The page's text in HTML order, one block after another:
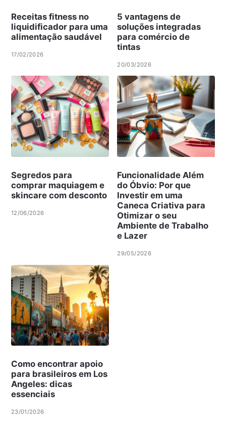
Receitas fitness no
liquidificador para uma
alimentação saudável
17/02/2026
5 vantagens de
soluções integradas
para comércio de
tintas
20/03/2026
Segredos para
comprar maquiagem e
skincare com desconto
12/06/2026
Funcionalidade Além
do Óbvio: Por que
Investir em uma
Caneca Criativa para
Otimizar o seu
Ambiente de Trabalho
e Lazer
29/05/2026
Como encontrar apoio
para brasileiros em Los
Angeles: dicas
essenciais
23/01/2026